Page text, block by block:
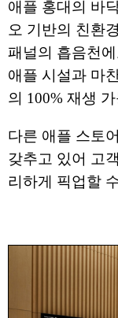
애플 홍대의 바
오 기반의 친환
패널의 흡음천
애플 시설과 마
의 100% 재생
다른 애플 스토
갖추고 있어 고
리하게 픽업할